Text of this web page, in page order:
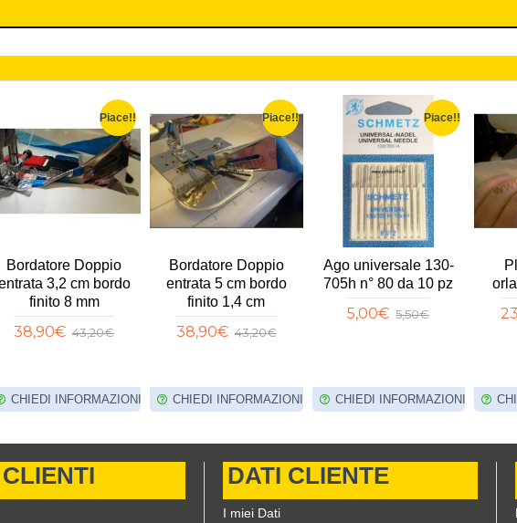
Piace!!
Bordatore Doppio
3,2 cm bordo
finito 8 mm
38,90€ 43,20€
CHIEDI INFORMAZIONI
Piace!!
Bordatore Doppio
entrata 5 cm bordo
finito 1,4 cm
38,90€ 43,20€
CHIEDI INFORMAZIONI
Piace!!
Ago universale 130-
705h n° 80 da 10 pz
5,00€ 5,50€
CHIEDI INFORMAZIONI
DATI CLIENTE
I miei Dati